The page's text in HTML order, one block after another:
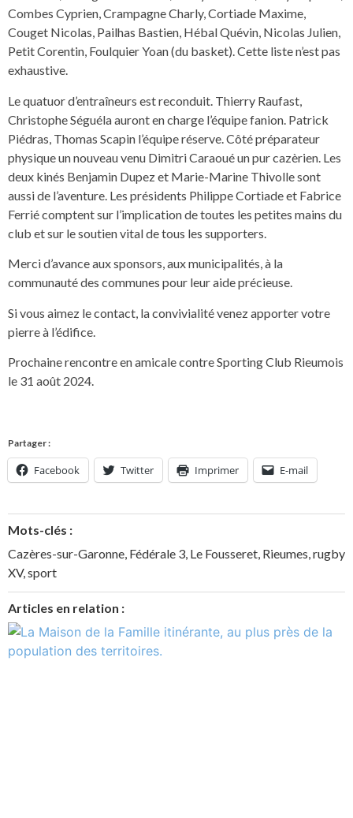
Combes Cyprien, Crampagne Charly, Cortiade Maxime,
Couget Nicolas, Pailhas Bastien, Hébal Quévin, Nicolas Julien,
Petit Corentin, Foulquier Yoan (du basket). Cette liste n’est pas
exhaustive.
Le quatuor d’entraîneurs est reconduit. Thierry Raufast,
Christophe Séguéla auront en charge l’équipe fanion. Patrick
Piédras, Thomas Scapin l’équipe réserve. Côté préparateur
physique un nouveau venu Dimitri Caraoué un pur cazèrien. Les
deux kinés Benjamin Dupez et Marie-Marine Thivolle sont
aussi de l’aventure. Les présidents Philippe Cortiade et Fabrice
Ferrié comptent sur l’implication de toutes les petites mains du
club et sur le soutien vital de tous les supporters.
Merci d’avance aux sponsors, aux municipalités, à la
communauté des communes pour leur aide précieuse.
Si vous aimez le contact, la convivialité venez apporter votre
pierre à l’édifice.
Prochaine rencontre en amicale contre Sporting Club Rieumois
le 31 août 2024.
Partager :
Facebook Twitter Imprimer E-mail
Mots-clés :
Cazères-sur-Garonne Fédérale 3 Le Fousseret Rieumes rugby
XV, sport
Articles en relation :